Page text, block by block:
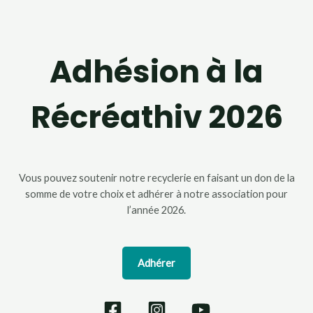
Adhésion à la
Récréathiv 2026
Vous pouvez soutenir notre recyclerie en faisant un don de la
somme de votre choix et adhérer à notre association pour
l’année 2026.
Adhérer